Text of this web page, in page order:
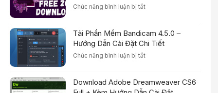
Đặt
Full
Chức năng bình luận bị tắtở
Premiere
Pro
Full
Hướng
Tải Phần Mềm Bandicam 4.5.0 –
Hướng Dẫn Cài Đặt Chi Tiết
Chức năng bình luận bị tắtở
Mềm
Bandicam
Download Adobe Dreamweaver CS6